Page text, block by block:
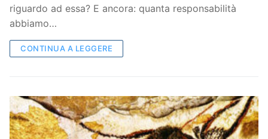
riguardo ad essa? E ancora: quanta responsabilità
abbiamo…
CONTINUA A LEGGERE